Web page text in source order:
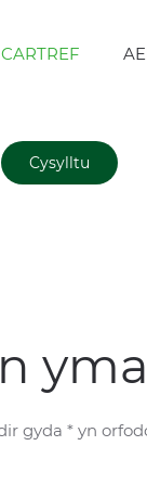
CARTREF
Cysylltu
gyda * yn